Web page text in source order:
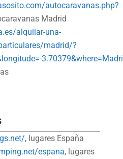
autocaravanas.php?
Madrid
alquilar-una-
madrid/?
, lugares España
espana, lugares